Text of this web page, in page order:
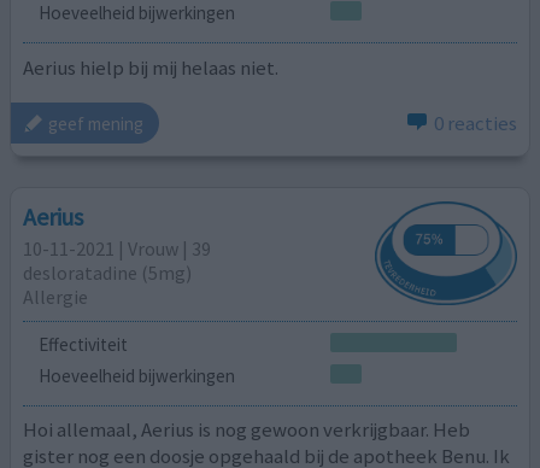
Hoeveelheid bijwerkingen
Aerius hielp bij mij helaas niet.
geef mening 0 reacties
Aerius
10-11-2021 | Vrouw | 39
desloratadine (5mg)
Allergie
Effectiviteit
Hoeveelheid bijwerkingen
Hoi allemaal, Aerius is nog gewoon verkrijgbaar. Heb
gister nog een doosje opgehaald bij de apotheek Benu. Ik